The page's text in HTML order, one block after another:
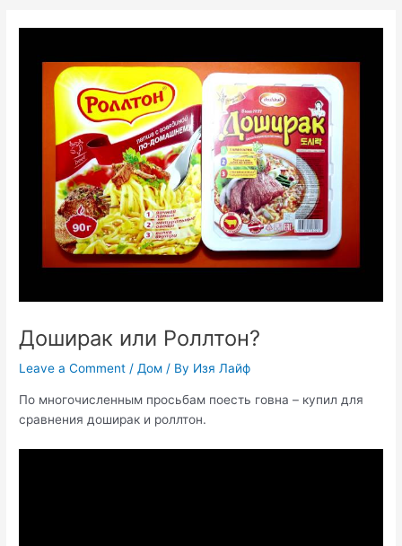
Доширак или Роллтон?
Leave a Comment / Дом / By Изя Лайф
По многочисленным просьбам поесть говна – купил для
сравнения доширак и роллтон.